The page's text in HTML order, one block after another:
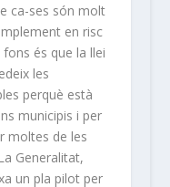
ca-ses són molt
en risc
és que la llei
les
perquè està
municipis i per
moltes de les
Generalitat,
un pla pilot per